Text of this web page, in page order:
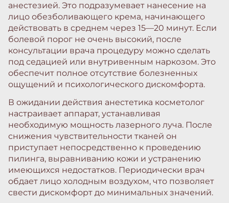
анестезией. Это подразумевает нанесение на
лицо обезболивающего крема, начинающего
действовать в среднем через 15—20 минут. Если
болевой порог не очень высокий, после
консультации врача процедуру можно сделать
под седацией или внутривенным наркозом. Это
обеспечит полное отсутствие болезненных
ощущений и психологического дискомфорта.
В ожидании действия анестетика косметолог
настраивает аппарат, устанавливая
необходимую мощность лазерного луча. После
снижения чувствительности тканей он
приступает непосредственно к проведению
пилинга, выравниванию кожи и устранению
имеющихся недостатков. Периодически врач
обдает лицо холодным воздухом, что позволяет
свести дискомфорт до минимальных значений.